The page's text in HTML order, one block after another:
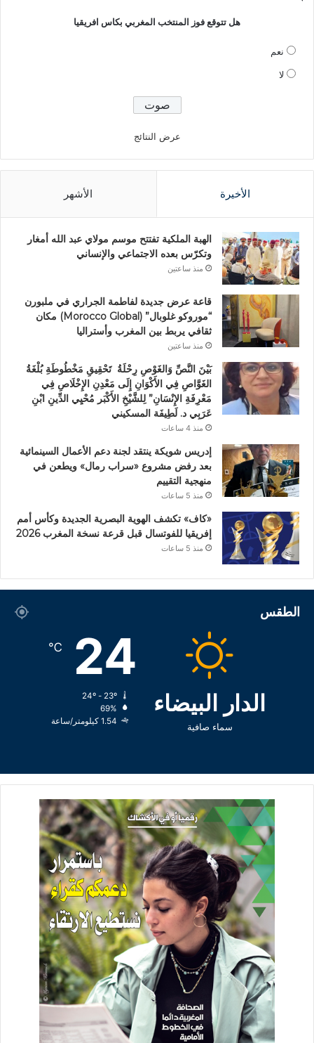
هل تتوقع فوز المنتخب المغربي بكاس افريقيا
نعم
لا
عرض النتائج
الأخيرة الأشهر
الهبة الملكية تفتتح موسم مولاي عبد الله أمغار
وتكرّس بعده الاجتماعي والإنساني
منذ ساعتين
قاعة عرض جديدة لفاطمة الجراري في ملبورن
“موروكو غلوبال” (Morocco Global) مكان
ثقافي يربط بين المغرب وأستراليا
منذ ساعتين
بَيْنَ النَّصِّ وَالغَوْصِ رِحْلَةُ تَحْقِيقِ مَخْطُوطَةِ بُلْغَةُ
الغَوَّاصِ فِي الأَكْوَانِ إِلَى مَعْدِنِ الإِخْلَاصِ فِي
مَعْرِفَةِ الإِنْسَانِ” لِلشَّيْخِ الأَكْبَر مُحْيِي الدِّينِ ابْنِ
عَرَبِي د. لَطِيفَة المسكيني
منذ 4 ساعات
إدريس شويكة ينتقد لجنة دعم الأعمال السينمائية
بعد رفض مشروع «سراب رمال» ويطعن في
منهجية التقييم
منذ 5 ساعات
«كاف» تكشف الهوية البصرية الجديدة وكأس أمم
إفريقيا للفوتسال قبل قرعة نسخة المغرب 2026
منذ 5 ساعات
الطقس
الدار البيضاء
سماء صافية
24
℃
69%
1.54 كيلومتر/ساعة